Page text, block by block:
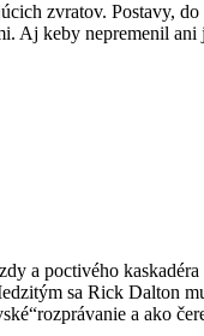
zvratov. Postavy,
Aj keby nepremenil
a poctivého
sa Rick Dalton
a ako